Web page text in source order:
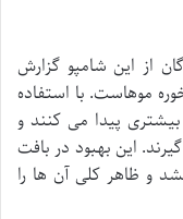
از این شامپو گزارش
موهاست. با استفاده
پیدا می کنند و
این بهبود در بافت
و ظاهر کلی آن ها را